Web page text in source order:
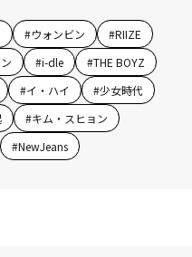
#ウォンビン #RIIZE
#i-dle #THE BOYZ
#イ・ハイ #少女時代
#キム・スヒョン
#NewJeans